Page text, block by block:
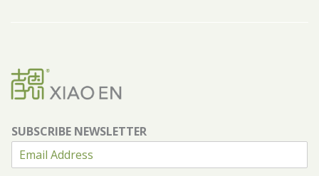
SUBSCRIBE NEWSLETTER